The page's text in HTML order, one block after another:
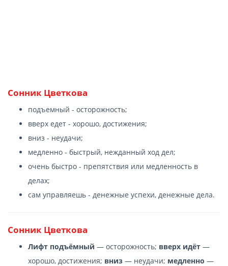
Сонник Цветкова
подъемный - осторожность;
вверх едет - хорошо, достижения;
вниз - неудачи;
медленно - быстрый, нежданный ход дел;
очень быстро - препятствия или медленность в
делах;
сам управляешь - денежные успехи, денежные дела.
Сонник Цветкова
Лифт подъёмный — осторожность; вверх идёт —
хорошо, достижения; вниз — неудачи; медленно —